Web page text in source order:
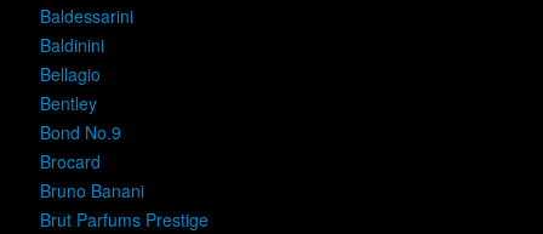
Baldessarini
Baldinini
Bellagio
Bentley
Bond No.9
Brocard
Bruno Banani
Brut Parfums Prestige